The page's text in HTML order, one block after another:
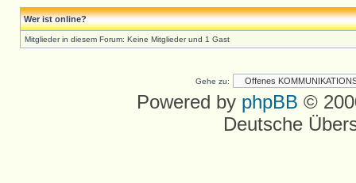
Wer ist online?
Mitglieder in diesem Forum: Keine Mitglieder und 1 Gast
Gehe zu:
Powered by phpBB ©
Deutsche